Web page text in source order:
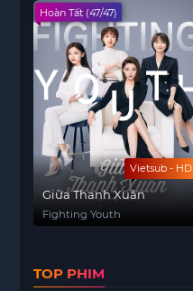
Vietsub - HD
Hoàn Tất (47/47)
Giữa Thanh Xuân
Fighting Youth
TOP PHIM